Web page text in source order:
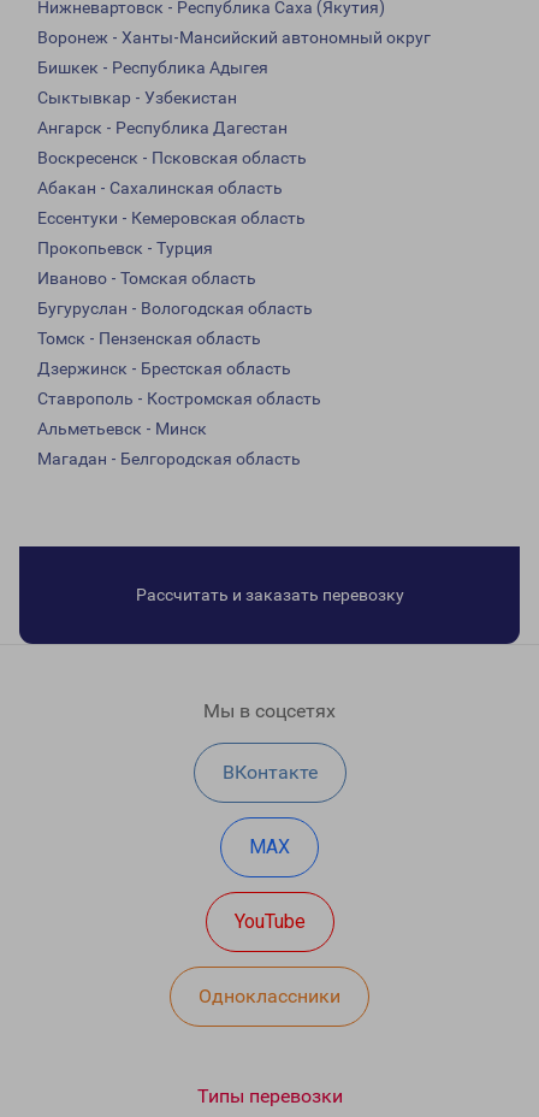
Нижневартовск - Республика Саха (Якутия)
Воронеж - Ханты-Мансийский автономный округ
Бишкек - Республика Адыгея
Сыктывкар - Узбекистан
Ангарск - Республика Дагестан
Воскресенск - Псковская область
Абакан - Сахалинская область
Ессентуки - Кемеровская область
Прокопьевск - Турция
Иваново - Томская область
Бугуруслан - Вологодская область
Томск - Пензенская область
Дзержинск - Брестская область
Ставрополь - Костромская область
Альметьевск - Минск
Магадан - Белгородская область
Рассчитать и заказать перевозку
Мы в соцсетях
ВКонтакте
MAX
YouTube
Одноклассники
Типы перевозки